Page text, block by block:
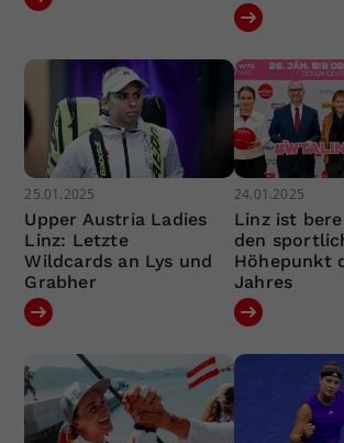
25.01.2025
Upper Austria Ladies
Linz: Letzte
Wildcards an Lys und
Grabher
24.01.2025
Linz ist
den
Höhepunkt
Jahres